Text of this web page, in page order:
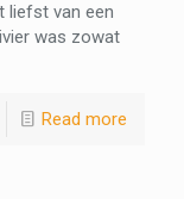
liefst van een
was zowat
Read more